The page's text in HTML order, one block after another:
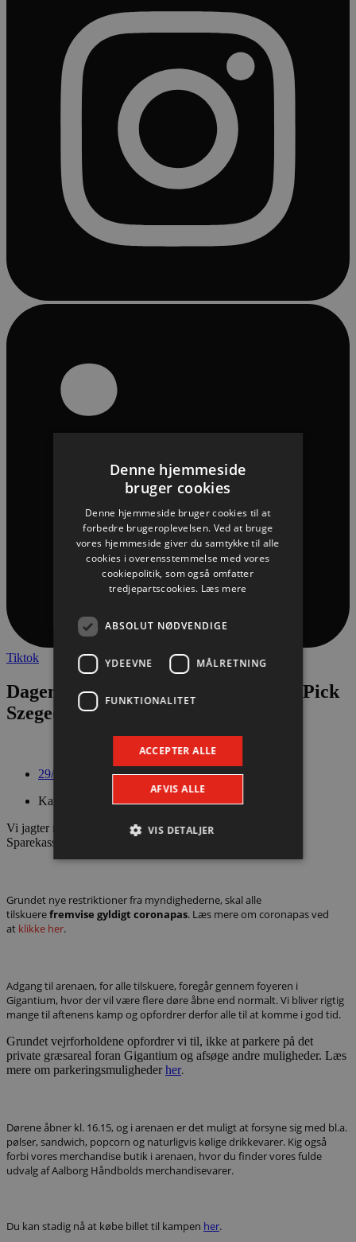
Tiktok
Dagens Kamp: Aalborg Håndbold – Pick
Szeged
29/11/2021
Kategori: EHF Champions League
Vi jagter revanchen, når Pick Szeged kommer på besøg i
Sparekassen Danmark Arena. Kampstart er kl. 18.45.
Grundet nye restriktioner fra myndighederne, skal alle
tilskuerefremvise gyldigt coronapas. Læs mere om coronapas ved
at klikke her.
Adgang til arenaen, for alle tilskuere, foregår gennem foyeren i
Gigantium, hvor der vil være flere døre åbne end normalt. Vi bliver rigtig
mange til aftenens kamp og opfordrer derfor alle til at komme i god tid.
Grundet vejrforholdene opfordrer vi til, ikke at parkere på det
private græsareal foran Gigantium og afsøge andre muligheder. Læs
mere om parkeringsmulighederher.
Dørene åbner kl. 16.15, og i arenaen er det muligt at forsyne sig med bl.a.
pølser, sandwich, popcorn og naturligvis kølige drikkevarer. Kig også
forbi vores merchandise butik i arenaen, hvor du finder vores fulde
udvalg af Aalborg Håndbolds merchandisevarer.
Du kan stadig nå at købe billet til kampen her.
Denne hjemmeside
bruger cookies
Denne hjemmeside bruger cookies til at
forbedre brugeroplevelsen. Ved at bruge
vores hjemmeside giver du samtykke til alle
cookies i overensstemmelse med vores
cookiepolitik, som også omfatter
tredjepartscookies. Læs mere
ABSOLUT NØDVENDIGE
YDEEVNE MÅLRETNING
FUNKTIONALITET
ACCEPTER ALLE
AFVIS ALLE
VIS DETALJER
Målretning
Funktionalitet
Hjemmesiden kan ikke bruges korrekt uden de
absolut nødvendige cookies.
Navn
Udbyder / Domæne
/dyna-.*/i
.aalborghaandbold.dk